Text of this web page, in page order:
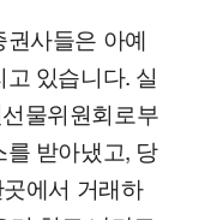
사들은 아예
있습니다. 실
물위원회로부
받아냈고, 당
에서 거래하